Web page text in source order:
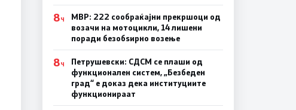
8Ч
МВР: 222 сообраќајни прекршоци од
возачи на мотоцикли, 14 лишени
поради безобѕирно возење
8Ч
Петрушевски: СДСМ се плаши од
функционален систем, „Безбеден
град“ е доказ дека институциите
функционираат